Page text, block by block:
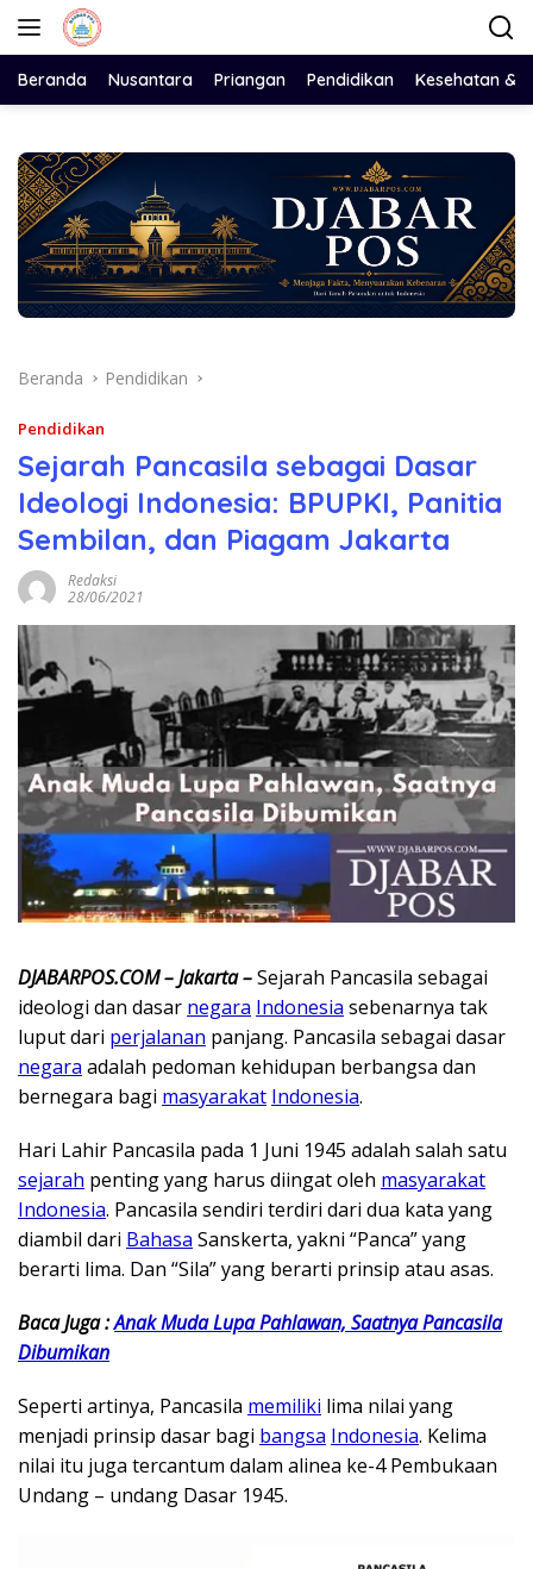
Langsung
Beranda Nusantara Priangan Pendidikan Kesehatan &
Beranda Pendidikan
Pendidikan
Sejarah Pancasila sebagai Dasar
Ideologi Indonesia: BPUPKI, Panitia
Sembilan, dan Piagam Jakarta
Redaksi
28/06/2021
DJABARPOS.COM – Jakarta –Sejarah Pancasila sebagai
ideologi dan dasar negara Indonesia sebenarnya tak
luput dari perjalanan panjang. Pancasila sebagai dasar
negara adalah pedoman kehidupan berbangsa dan
bernegara bagi masyarakat Indonesia.
Hari Lahir Pancasila pada 1 Juni 1945 adalah salah satu
sejarah penting yang harus diingat oleh masyarakat
Indonesia. Pancasila sendiri terdiri dari dua kata yang
diambil dari Bahasa Sanskerta, yakni “Panca” yang
berarti lima. Dan “Sila” yang berarti prinsip atau asas.
Baca Juga :Anak Muda Lupa Pahlawan, Saatnya Pancasila
Dibumikan
Seperti artinya, Pancasila memiliki lima nilai yang
menjadi prinsip dasar bagi bangsa Indonesia. Kelima
nilai itu juga tercantum dalam alinea ke-4 Pembukaan
Undang – undang Dasar 1945.